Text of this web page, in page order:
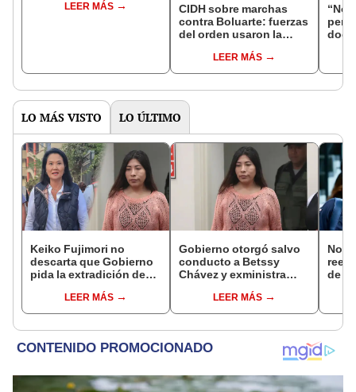
extrajudiciales' y
LEER MÁS
CIDH sobre marchas
contra Boluarte: fuerzas
del orden usaron la
indiscriminada y letal
LEER MÁS
“No
LO MÁS VISTO LO ÚLTIMO
Keiko Fujimori no
descarta que Gobierno
pida la extradición de
dentro de nuestras
facultades"
LEER MÁS
Gobierno otorgó salvo
conducto a Betssy
Chávez y exministra
madrugadaLEER MÁS
de